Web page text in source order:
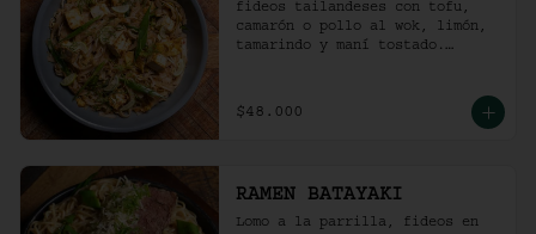
fideos tailandeses con tofu,
camarón o pollo al wok, limón,
tamarindo y maní tostado.
$48.000
RAMEN BATAYAKI
Lomo a la parrilla, fideos en